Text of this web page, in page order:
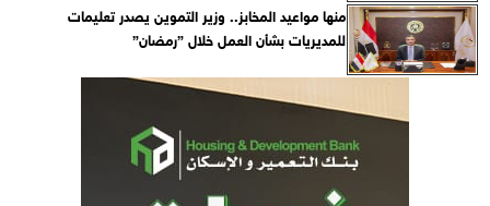
منها مواعيد المخابز.. وزير التموين يصدر تعليمات
للمديريات بشأن العمل خلال ”رمضان”